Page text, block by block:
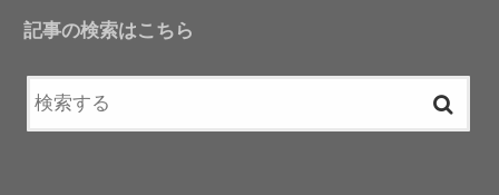
記事の検索はこちら